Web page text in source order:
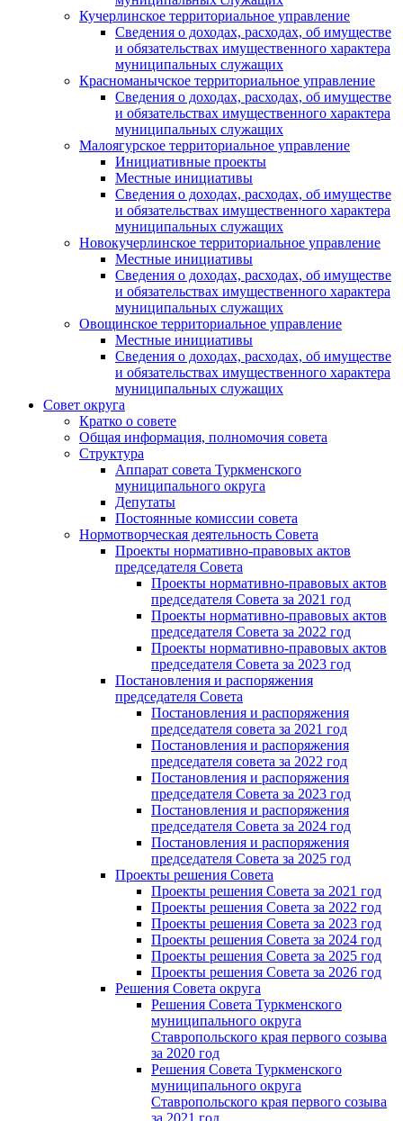
Кучерлинское территориальное управление
Сведения о доходах, расходах, об имуществе
и обязательствах имущественного характера
муниципальных служащих
Красноманычское территориальное управление
Сведения о доходах, расходах, об имуществе
и обязательствах имущественного характера
муниципальных служащих
Малоягурское территориальное управление
Инициативные проекты
Местные инициативы
Сведения о доходах, расходах, об имуществе
и обязательствах имущественного характера
муниципальных служащих
Новокучерлинское территориальное управление
Местные инициативы
Сведения о доходах, расходах, об имуществе
и обязательствах имущественного характера
муниципальных служащих
Овощинское территориальное управление
Местные инициативы
Сведения о доходах, расходах, об имуществе
и обязательствах имущественного характера
муниципальных служащих
Совет округа
Кратко о совете
Общая информация, полномочия совета
Структура
Аппарат совета Туркменского
муниципального округа
Депутаты
Постоянные комиссии совета
Нормотворческая деятельность Совета
Проекты нормативно-правовых актов
председателя Cовета
Проекты нормативно-правовых актов
председателя Cовета за 2021 год
Проекты нормативно-правовых актов
председателя Cовета за 2022 год
Проекты нормативно-правовых актов
председателя Cовета за 2023 год
Постановления и распоряжения
председателя Cовета
Постановления и распоряжения
председателя совета за 2021 год
Постановления и распоряжения
председателя совета за 2022 год
Постановления и распоряжения
председателя Cовета за 2023 год
Постановления и распоряжения
председателя Cовета за 2024 год
Постановления и распоряжения
председателя Cовета за 2025 год
Проекты решения Cовета
Проекты решения Совета за 2021 год
Проекты решения Совета за 2022 год
Проекты решения Cовета за 2023 год
Проекты решения Совета за 2024 год
Проекты решения Совета за 2025 год
Проекты решения Совета за 2026 год
Решения Совета округа
Решения Совета Туркменского
муниципального округа
Ставропольского края первого созыва
за 2020 год
Решения Совета Туркменского
муниципального округа
Ставропольского края первого созыва
за 2021 год